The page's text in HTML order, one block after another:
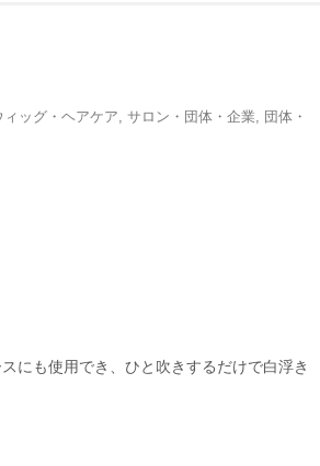
ィッグ・ヘアケア サロン・団体・企業
団体・
にも使用でき、ひと吹きするだけで白浮き